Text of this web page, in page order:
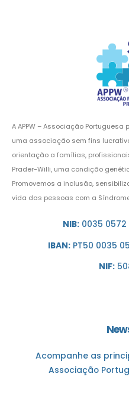
A APPW – Associação
uma associação sem fins
orientação a famílias,
Prader-Willi, uma condição
Promovemos a inclusão,
vida das pessoas com a
NIB:0035 0572
IBAN: PT50 0035
NIF:
Acompanhe as
Associação